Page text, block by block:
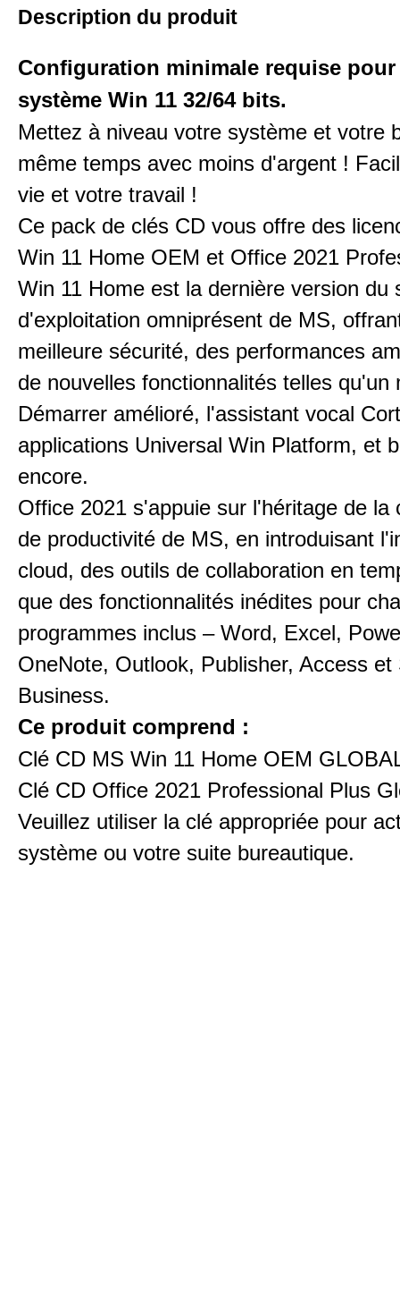
Description du produit
Configuration minimale requise
système Win 11 32/64 bits.
Mettez à niveau votre système et votre
même temps avec moins d'argent !
vie et votre travail !
Ce pack de clés CD vous offre des
Win 11 Home OEM et Office 2021
Win 11 Home est la dernière version du
d'exploitation omniprésent de MS,
meilleure sécurité, des performances
de nouvelles fonctionnalités telles qu'un
Démarrer amélioré, l'assistant vocal
applications Universal Win Platform, et
encore.
Office 2021 s'appuie sur l'héritage de la
de productivité de MS, en introduisant
cloud, des outils de collaboration en
que des fonctionnalités inédites pour
programmes inclus – Word, Excel,
OneNote, Outlook, Publisher, Access et
Business.
Ce produit comprend :
Clé CD MS Win 11 Home OEM
Clé CD Office 2021 Professional Plus
Veuillez utiliser la clé appropriée pour
système ou votre suite bureautique.